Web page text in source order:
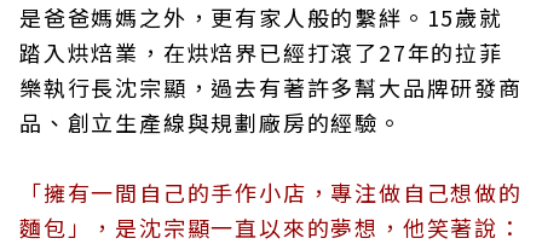
是爸爸媽媽之外，更有家人般的繫絆。15歲就
踏入烘焙業，在烘焙界已經打滾了27年的拉菲
樂執行長沈宗顯，過去有著許多幫大品牌研發商
品、創立生產線與規劃廠房的經驗。
「擁有一間自己的手作小店，專注做自己想做的
麵包」，是沈宗顯一直以來的夢想，他笑著說：